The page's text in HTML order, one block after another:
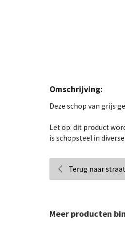
Omschrijving:
Deze schop van grijs
Let op: dit product
is schopsteel in
Terug naar
Meer producten